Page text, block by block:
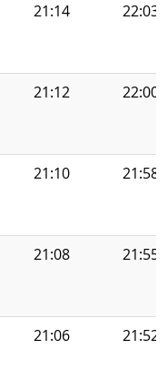
21:14 22:03
21:12 22:00
21:10 21:58
21:08 21:55
21:06 21:52